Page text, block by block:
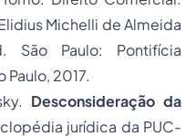
Michelli de Almeida
Paulo: Pontifícia
2017.
Desconsideração da
jurídica da PUC-